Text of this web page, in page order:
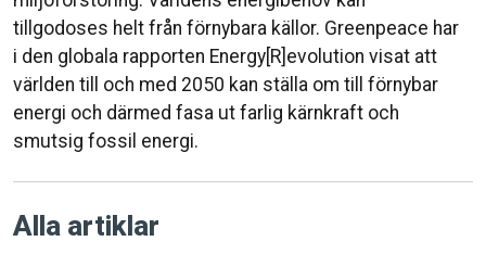
tillgodoses helt från förnybara källor. Greenpeace har
i den globala rapporten Energy[R]evolution visat att
världen till och med 2050 kan ställa om till förnybar
energi och därmed fasa ut farlig kärnkraft och
smutsig fossil energi.
Alla artiklar